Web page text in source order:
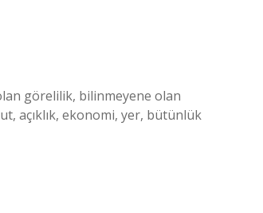
görelilik, bilinmeyene olan
açıklık, ekonomi, yer, bütünlük